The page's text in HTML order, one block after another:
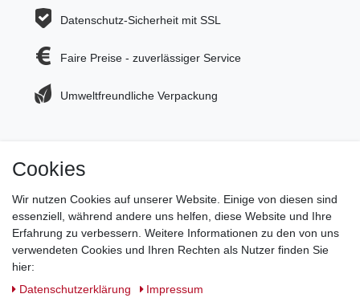
Datenschutz-Sicherheit mit SSL
Faire Preise - zuverlässiger Service
Umweltfreundliche Verpackung
Jetzt zum Newsletter anmelden und 5€ Gutschein
Newsletter Anmeldung >
Cookies
Wir nutzen Cookies auf unserer Website. Einige von diesen sind
essenziell, während andere uns helfen, diese Website und Ihre
Erfahrung zu verbessern. Weitere Informationen zu den von uns
verwendeten Cookies und Ihren Rechten als Nutzer finden Sie
hier:
Daten­schutz­erklärung
Impressum